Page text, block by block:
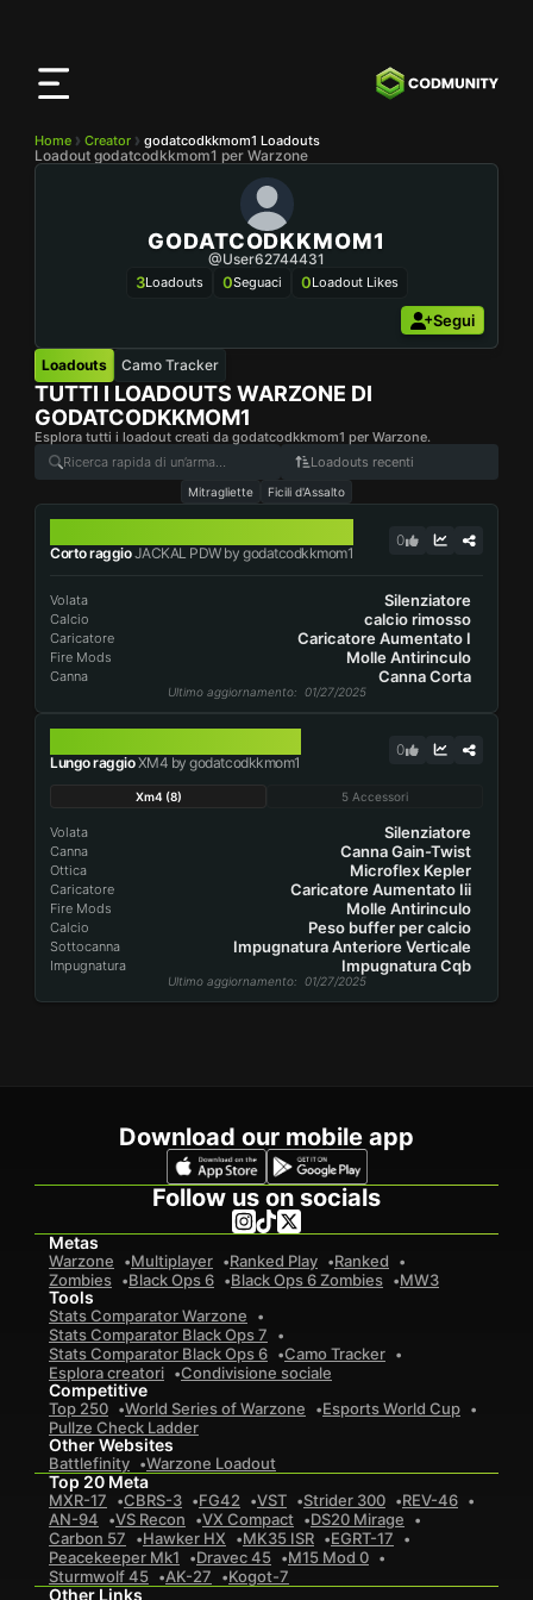
Home Creator godatcodkkmom1 Loadouts
Loadout godatcodkkmom1 per Warzone
GODATCODKKMOM1
@user62744431
3Loadouts 0Seguaci 0Loadout Likes
Segui
Loadouts Camo Tracker
TUTTI I LOADOUTS WARZONE DI
GODATCODKKMOM1
Esplora tutti i loadout creati da godatcodkkmom1 per Warzone.
Loadouts recenti
Mitragliette Ficili d'Assalto
Corto raggioJACKAL PDW by godatcodkkmom1
0
Volata Silenziatore
Calcio calcio rimosso
Caricatore Caricatore Aumentato I
Fire Mods Molle Antirinculo
Canna Canna Corta
Ultimo aggiornamento: 01/27/2025
Lungo raggioXM4 by godatcodkkmom1
0
Xm4 (8) 5 Accessori
Volata Silenziatore
Canna Canna Gain-Twist
Ottica Microflex Kepler
Caricatore Caricatore Aumentato Iii
Fire Mods Molle Antirinculo
Calcio Peso buffer per calcio
Sottocanna Impugnatura Anteriore Verticale
Impugnatura Impugnatura Cqb
Ultimo aggiornamento: 01/27/2025
Download our mobile app
Follow us on socials
Metas
Warzone Multiplayer Ranked Play
Ranked
Zombies
Black Ops 6 Black Ops 6 Zombies MW3
Tools
Stats Comparator Warzone
Stats Comparator Black Ops 7
Stats Comparator Black Ops 6
Camo Tracker
Esplora creatori
Condivisione sociale
Competitive
Top 250 World Series of Warzone
Esports World Cup
Pullze Check Ladder
Other Websites
Battlefinity Warzone Loadout
Top 20 Meta
MXR-17 CBRS-3 FG42 VST Strider 300
REV-46
AN-94
VS Recon VX Compact
DS20 Mirage
Carbon 57
Hawker HX MK35 ISR
EGRT-17
Peacekeeper Mk1
Dravec 45
M15 Mod 0
Sturmwolf 45
AK-27 Kogot-7
Other Links